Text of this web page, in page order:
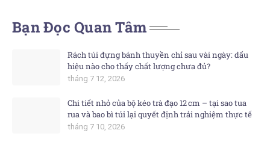
Bạn Đọc Quan Tâm
Rách túi đựng bánh thuyền chỉ sau vài ngày: dấu
hiệu nào cho thấy chất lượng chưa đủ?
tháng 7 12, 2026
Chi tiết nhỏ của bộ kéo trà đạo 12 cm – tại sao tua
rua và bao bì túi lại quyết định trải nghiệm thực tế
tháng 7 10, 2026